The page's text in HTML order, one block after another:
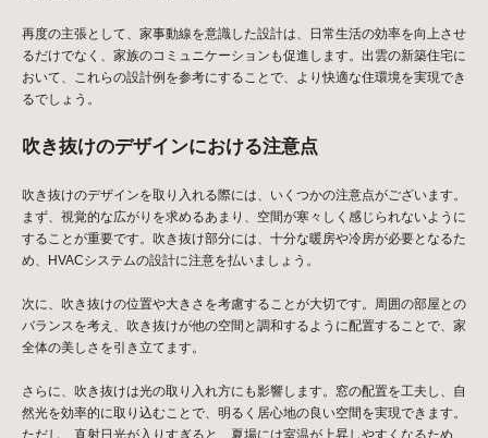
再度の主張として、家事動線を意識した設計は、日常生活の効率を向上させ
るだけでなく、家族のコミュニケーションも促進します。出雲の新築住宅に
おいて、これらの設計例を参考にすることで、より快適な住環境を実現でき
るでしょう。
吹き抜けのデザインにおける注意点
吹き抜けのデザインを取り入れる際には、いくつかの注意点がございます。
まず、視覚的な広がりを求めるあまり、空間が寒々しく感じられないように
することが重要です。吹き抜け部分には、十分な暖房や冷房が必要となるた
め、HVACシステムの設計に注意を払いましょう。
次に、吹き抜けの位置や大きさを考慮することが大切です。周囲の部屋との
バランスを考え、吹き抜けが他の空間と調和するように配置することで、家
全体の美しさを引き立てます。
さらに、吹き抜けは光の取り入れ方にも影響します。窓の配置を工夫し、自
然光を効率的に取り込むことで、明るく居心地の良い空間を実現できます。
ただし、直射日光が入りすぎると、夏場には室温が上昇しやすくなるため、